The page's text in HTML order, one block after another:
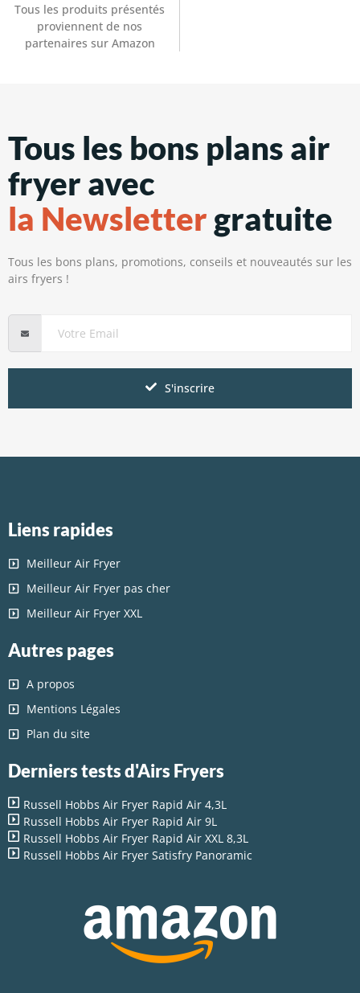
Tous les produits présentés
proviennent de nos
partenaires sur Amazon
Tous les bons plans air
fryer avec
la Newsletter gratuite
Tous les bons plans, promotions, conseils et nouveautés sur les
airs fryers !
S'inscrire
Liens rapides
Meilleur Air Fryer
Meilleur Air Fryer pas cher
Meilleur Air Fryer XXL
Autres pages
A propos
Mentions Légales
Plan du site
Derniers tests d'Airs Fryers
Russell Hobbs Air Fryer Rapid Air 4,3L
Russell Hobbs Air Fryer Rapid Air 9L
Russell Hobbs Air Fryer Rapid Air XXL 8,3L
Russell Hobbs Air Fryer Satisfry Panoramic